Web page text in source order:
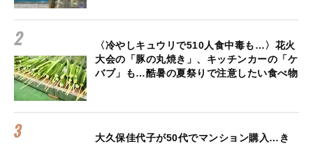
〈冷やしキュウリで510人食中毒も…〉花火
大会の「豚の丸焼き」、キッチンカーの「ケ
バブ」も…酷暑の夏祭りで注意したい食べ物
大久保佳代子が50代でマンション購入…き